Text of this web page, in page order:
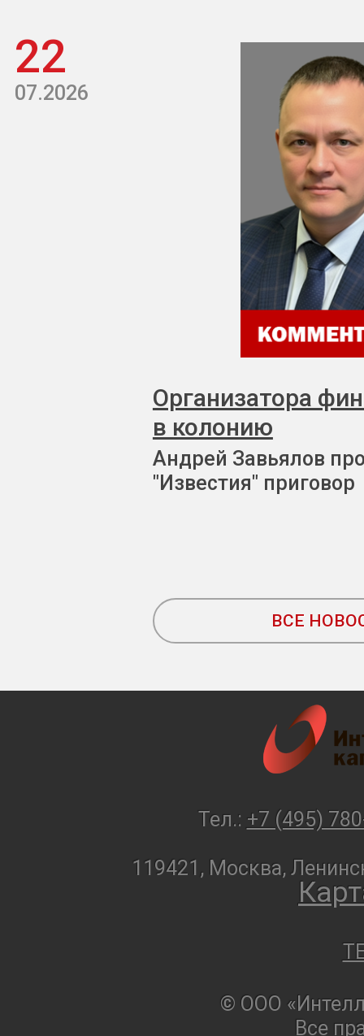
22
07.2026
Организатора
в колонию
Андрей Завьялов
"Известия" приговор
ВСЕ
Тел.: +7 (495)
119421, Москва,
© ООО
Все